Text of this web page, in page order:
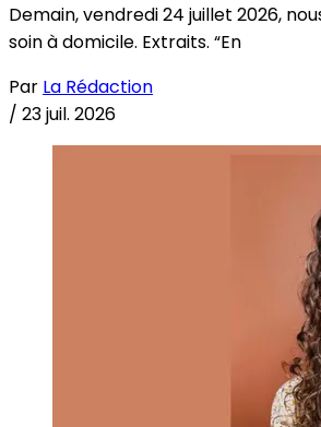
Demain, vendredi 24 juillet 2026,
soin à domicile. Extraits. “En
Par La Rédaction
/ 23 juil. 2026